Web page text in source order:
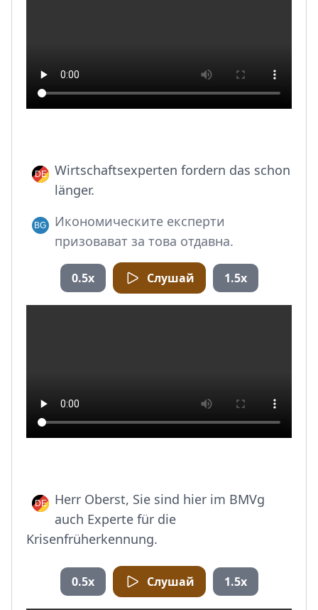
Wirtschaftsexperten fordern das schon
länger.
Икономическите експерти
призовават за това отдавна.
0.5x Слушай 1.5x
Herr Oberst, Sie sind hier im BMVg
auch Experte für die
Krisenfrüherkennung.
0.5x Слушай 1.5x